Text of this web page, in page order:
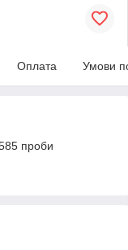
Оплата Умови
проби